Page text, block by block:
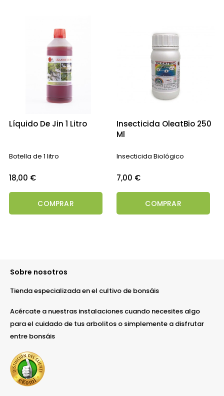
Líquido De Jin 1 Litro
Botella de 1 litro
Precio
18,00 €
COMPRAR
Insecticida OleatBio 250
Ml
Insecticida Biológico
Precio
7,00 €
COMPRAR
Sobre nosotros
Tienda especializada en el cultivo de bonsáis
Acércate a nuestras instalaciones cuando necesites algo
para el cuidado de tus arbolitos o simplemente a disfrutar
entre bonsáis